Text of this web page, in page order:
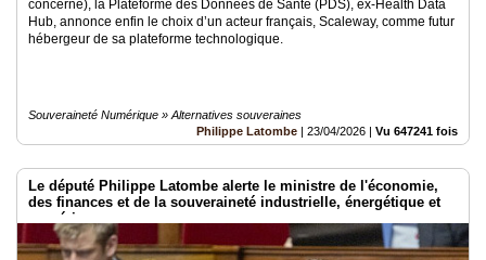
concerne), la Plateforme des Données de Santé (PDS), ex-Health Data
Hub, annonce enfin le choix d’un acteur français, Scaleway, comme futur
hébergeur de sa plateforme technologique.
Souveraineté Numérique » Alternatives souveraines
Philippe Latombe | 23/04/2026 | Vu 647241 fois
Le député Philippe Latombe alerte le ministre de l'économie,
des finances et de la souveraineté industrielle, énergétique et
numérique